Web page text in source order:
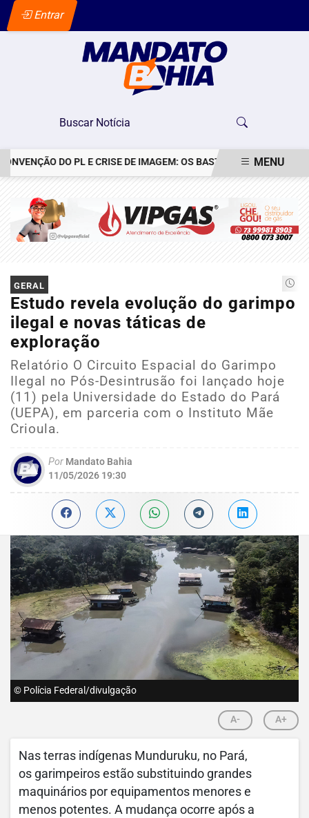
Entrar
DO PL E CRISE DE IMAGEM: OS BASTIDORES DO PEDIDO DE
MENU
GERAL
Estudo revela evolução do garimpo
ilegal e novas táticas de
exploração
Relatório O Circuito Espacial do Garimpo
Ilegal no Pós-Desintrusão foi lançado hoje
(11) pela Universidade do Estado do Pará
(UEPA), em parceria com o Instituto Mãe
Crioula.
Por Mandato Bahia
11/05/2026 19:30
© Polícia Federal/divulgação
A- A+
Nas terras indígenas Munduruku, no Pará,
os garimpeiros estão substituindo grandes
maquinários por equipamentos menores e
menos potentes. A mudança ocorre após a